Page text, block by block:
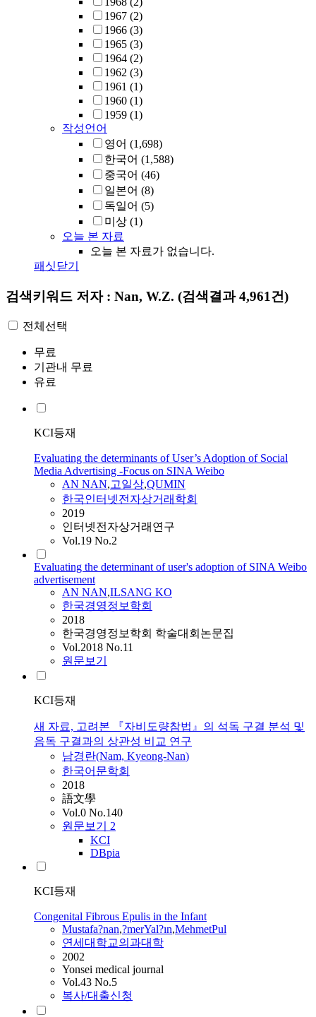
1967 (2)
1966 (3)
1965 (3)
1964 (2)
1962 (3)
1961 (1)
1960 (1)
1959 (1)
작성언어
영어 (1,698)
한국어 (1,588)
중국어 (46)
일본어 (8)
독일어 (5)
미상 (1)
오늘 본 자료
오늘 본 자료가 없습니다.
패싯닫기
검색키워드 저자 : Nan, W.Z. (검색결과 4,961건)
전체선택
무료
기관내 무료
유료
KCI등재
Evaluating the determinants of User’s Adoption of Social
Media Advertising -Focus on SINA Weibo
AN NAN,고일상,QUMIN
한국인터넷전자상거래학회
2019
인터넷전자상거래연구
Vol.19 No.2
Evaluating the determinant of user's adoption of SINA Weibo
advertisement
AN NAN,ILSANG KO
한국경영정보학회
2018
한국경영정보학회 학술대회논문집
Vol.2018 No.11
원문보기
KCI등재
새 자료, 고려본 『자비도량참법』의 석독 구결 분석 및
음독 구결과의 상관성 비교 연구
남경란(Nam, Kyeong-Nan)
한국어문학회
2018
語文學
Vol.0 No.140
원문보기 2
KCI
DBpia
KCI등재
Congenital Fibrous Epulis in the Infant
Mustafa?nan,?merYal?ın,MehmetPul
연세대학교의과대학
2002
Yonsei medical journal
Vol.43 No.5
복사/대출신청